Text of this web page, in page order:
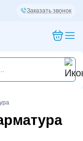
Заказать звонок